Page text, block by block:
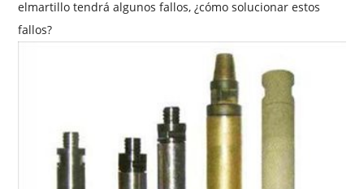
elmartillo tendrá algunos fallos, ¿cómo solucionar estos
fallos?